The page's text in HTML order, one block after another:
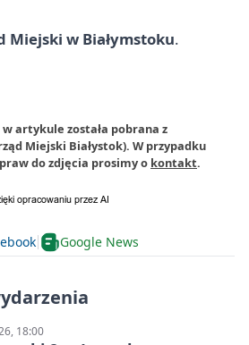
Miejski w Białymstoku.
artykule została pobrana z
Miejski Białystok). W przypadku
do zdjęcia prosimy o kontakt.
Google News
18:00